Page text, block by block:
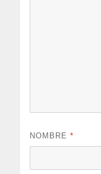
NOMBRE*